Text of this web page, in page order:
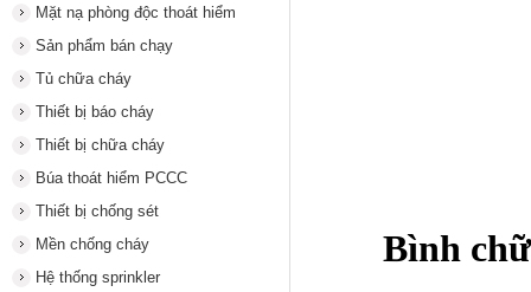
Mặt nạ phòng độc thoát hiểm
Sản phẩm bán chạy
Tủ chữa cháy
Thiết bị báo cháy
Thiết bị chữa cháy
Búa thoát hiểm PCCC
Thiết bị chống sét
Mền chống cháy
Hệ thống sprinkler
Bình